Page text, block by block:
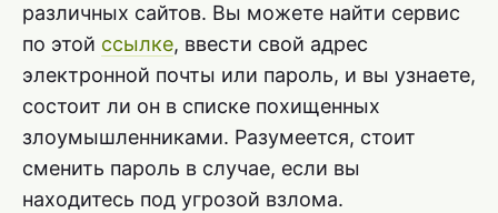
различных сайтов. Вы можете найти сервис
по этой ссылке, ввести свой адрес
электронной почты или пароль, и вы узнаете,
состоит ли он в списке похищенных
злоумышленниками. Разумеется, стоит
сменить пароль в случае, если вы
находитесь под угрозой взлома.